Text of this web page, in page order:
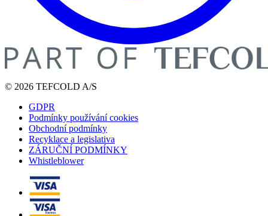
© 2026 TEFCOLD A/S
GDPR
Podmínky používání cookies
Obchodní podmínky
Recyklace a legislativa
ZÁRUČNÍ PODMÍNKY
Whistleblower